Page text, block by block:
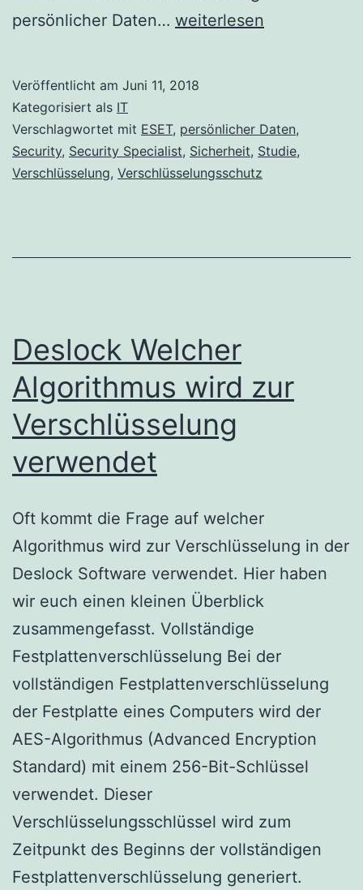
persönlicher Daten… Unzureichende
in
Deutschland
weiterlesen
Veröffentlicht am Juni 11, 2018
Kategorisiert als IT
Verschlagwortet mit ESET, persönlicher Daten,
Security, Security Specialist, Sicherheit, Studie,
Verschlüsselung, Verschlüsselungsschutz
Deslock Welcher
Algorithmus wird zur
Verschlüsselung
verwendet
Oft kommt die Frage auf welcher
Algorithmus wird zur Verschlüsselung in der
Deslock Software verwendet. Hier haben
wir euch einen kleinen Überblick
zusammengefasst. Vollständige
Festplattenverschlüsselung Bei der
vollständigen Festplattenverschlüsselung
der Festplatte eines Computers wird der
AES-Algorithmus (Advanced Encryption
Standard) mit einem 256-Bit-Schlüssel
verwendet. Dieser
Verschlüsselungsschlüssel wird zum
Zeitpunkt des Beginns der vollständigen
Festplattenverschlüsselung generiert.